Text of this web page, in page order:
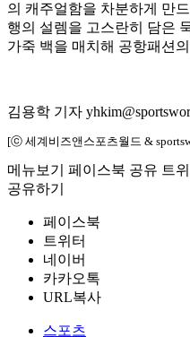
의 캐주얼함을 차분하게 만
행의 설렘을 고스란히 담은
가죽 백을 매치해 공항패션
김용학 기자
[ⓒ 세계비즈앤스포츠월드 &
메뉴보기 페이스북 공유 트
공유하기
페이스북
트위터
네이버
카카오톡
URL복사
스포츠